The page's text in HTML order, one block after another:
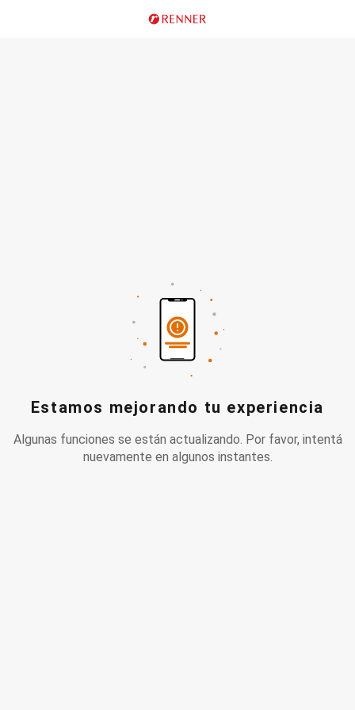
Estamos mejorando tu experiencia
Algunas funciones se están actualizando. Por favor, intentá
nuevamente en algunos instantes.